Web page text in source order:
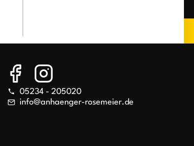
05234 - 205020
info@anhaenger-rosemeier.de